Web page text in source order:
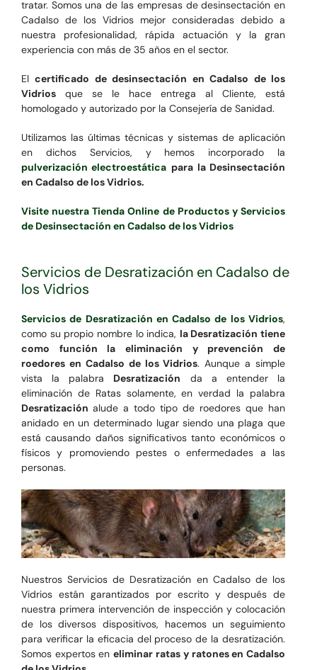
tratar. Somos una de las empresas de desinsectación en
Cadalso de los Vidrios mejor consideradas debido a
nuestra profesionalidad, rápida actuación y la gran
experiencia con más de 35 años en el sector.
Elcertificado de desinsectación en Cadalso de los
Vidriosque se le hace entrega al Cliente, está
homologado y autorizado por la Consejería de Sanidad.
Utilizamos las últimas técnicas y sistemas de aplicación
en dichos Servicios, y hemos incorporado la
pulverización electroestática para la Desinsectación
en Cadalso de los Vidrios.
Visite nuestra Tienda Online de Productos y Servicios
de Desinsectación en Cadalso de los Vidrios
Servicios de Desratización en Cadalso de
los Vidrios
Servicios de Desratización en Cadalso de los Vidrios,
como su propio nombre lo indica, la Desratización tiene
como función la eliminación y prevención de
roedores en Cadalso de los Vidrios. Aunque a simple
vista la palabra Desratización da a entender la
eliminación de Ratas solamente, en verdad la palabra
Desratización alude a todo tipo de roedores que han
anidado en un determinado lugar siendo una plaga que
está causando daños significativos tanto económicos o
físicos y promoviendo pestes o enfermedades a las
personas.
Nuestros Servicios de Desratización en Cadalso de los
Vidrios están garantizados por escrito y después de
nuestra primera intervención de inspección y colocación
de los diversos dispositivos, hacemos un seguimiento
para verificar la eficacia del proceso de la desratización.
Somos expertos eneliminar ratas y ratones en Cadalso